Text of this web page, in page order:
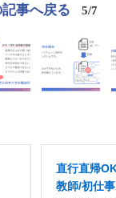
記事へ戻る 5/7
直行直帰
教師/初仕